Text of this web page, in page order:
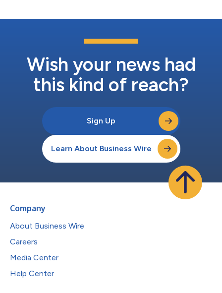
Wish your news had
this kind of reach?
Sign Up
Learn About Business Wire
Company
About Business Wire
Careers
Media Center
Help Center